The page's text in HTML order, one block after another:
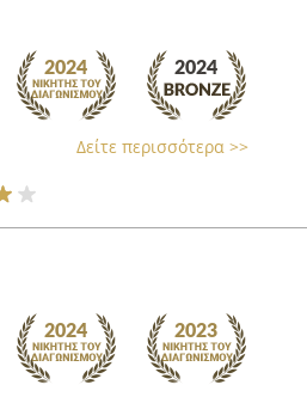
Δείτε περισσότερα >>